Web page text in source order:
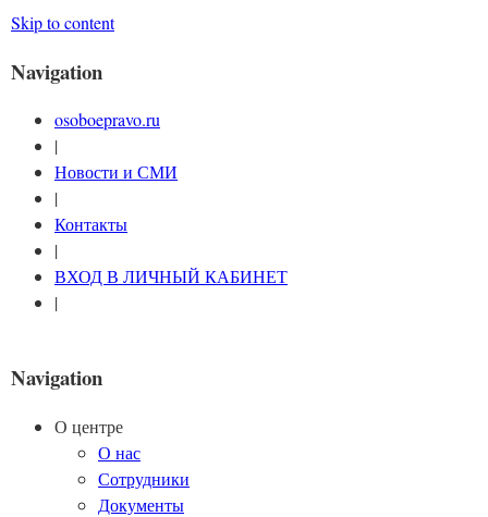
Skip to content
Navigation
osoboepravo.ru
|
Новости и СМИ
|
Контакты
|
ВХОД В ЛИЧНЫЙ КАБИНЕТ
|
Navigation
О центре
О нас
Сотрудники
Документы